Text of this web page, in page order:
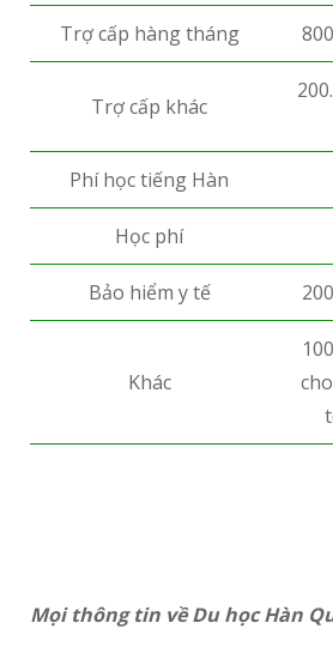
Trợ cấp hàng tháng
Trợ cấp khác
Phí học tiếng Hàn
Học phí
Bảo hiểm y tế
Khác
Mọi thông tin về Du học Hàn